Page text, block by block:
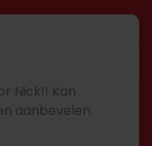
Nick!! Kan
aanbevelen.